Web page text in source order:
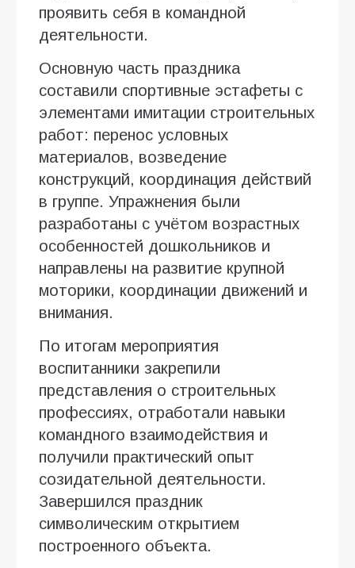
проявить себя в командной
деятельности.
Основную часть праздника
составили спортивные эстафеты с
элементами имитации строительных
работ: перенос условных
материалов, возведение
конструкций, координация действий
в группе. Упражнения были
разработаны с учётом возрастных
особенностей дошкольников и
направлены на развитие крупной
моторики, координации движений и
внимания.
По итогам мероприятия
воспитанники закрепили
представления о строительных
профессиях, отработали навыки
командного взаимодействия и
получили практический опыт
созидательной деятельности.
Завершился праздник
символическим открытием
построенного объекта.